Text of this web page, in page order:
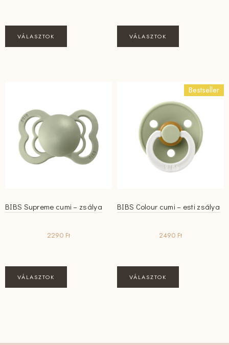
VÁLASZTOK
a
változatok
a
termékoldalon
választhatók
VÁLASZTOK
a
variációja
van.
A
változatok
a
termékoldalon
választhatók
ki
BIBS Supreme cumi – zsálya
2290 Ft
VÁLASZTOK
a
Bestseller
BIBS Colour cumi – esti zsálya
2490 Ft
VÁLASZTOK
a